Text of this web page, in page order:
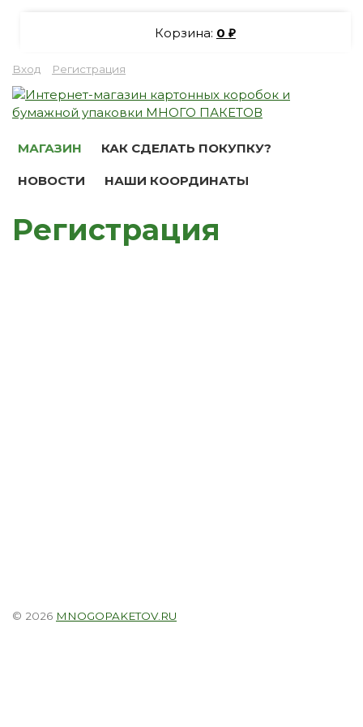
Корзина: 0 ₽
Вход Регистрация
МАГАЗИН КАК СДЕЛАТЬ ПОКУПКУ?
НОВОСТИ НАШИ КООРДИНАТЫ
Регистрация
© 2026 MNOGOPAKETOV.RU